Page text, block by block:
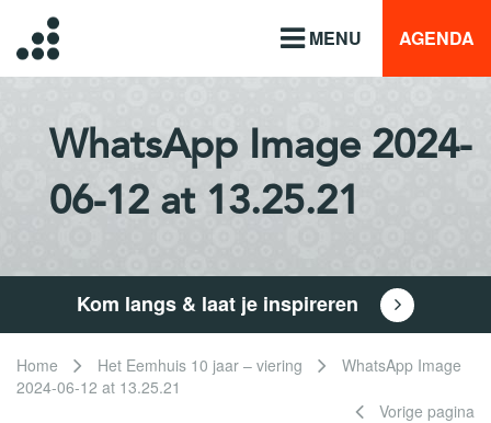
MENU AGENDA
WhatsApp Image 2024-
06-12 at 13.25.21
Kom langs & laat je inspireren
Home Het Eemhuis 10 jaar – viering
WhatsApp Image
2024-06-12 at 13.25.21
Vorige pagina